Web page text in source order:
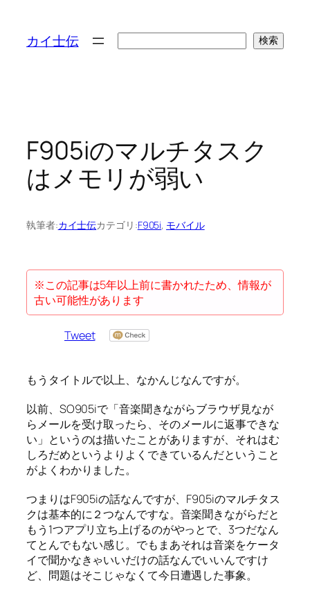
カイ士伝 検索
F905iのマルチタスク
はメモリが弱い
執筆者:カイ士伝カテゴリ:F905i, モバイル
※この記事は5年以上前に書かれたため、情報が
古い可能性があります
Tweet
もうタイトルで以上、なかんじなんですが。
以前、SO905iで「音楽聞きながらブラウザ見なが
らメールを受け取ったら、そのメールに返事できな
い」というのは描いたことがありますが、それはむ
しろだめというよりよくできているんだということ
がよくわかりました。
つまりはF905iの話なんですが、F905iのマルチタス
クは基本的に２つなんですな。音楽聞きながらだと
もう1つアプリ立ち上げるのがやっとで、3つだなん
てとんでもない感じ。でもまあそれは音楽をケータ
イで聞かなきゃいいだけの話なんでいいんですけ
ど、問題はそこじゃなくて今日遭遇した事象。